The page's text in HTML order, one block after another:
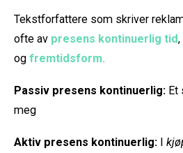
Tekstforfattere som skriver
ofte av presens kontinuerlig tid,
og fremtidsform.
Passiv presens kontinuerlig: Et
meg
Aktiv presens kontinuerlig: